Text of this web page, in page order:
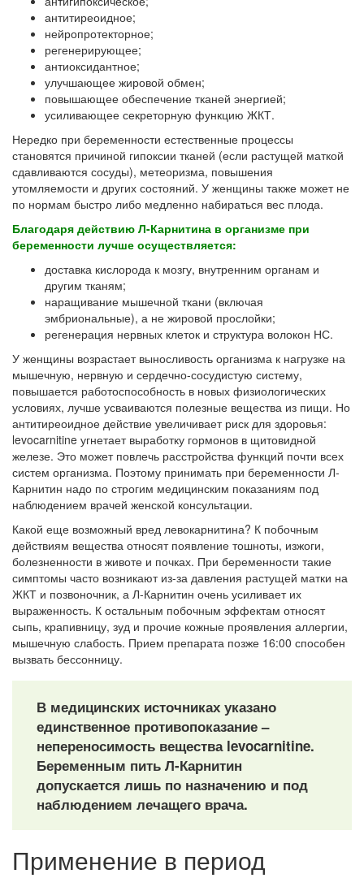
антитиреоидное;
нейропротекторное;
регенерирующее;
антиоксидантное;
улучшающее жировой обмен;
повышающее обеспечение тканей энергией;
усиливающее секреторную функцию ЖКТ.
Нередко при беременности естественные процессы
становятся причиной гипоксии тканей (если растущей маткой
сдавливаются сосуды), метеоризма, повышения
утомляемости и других состояний. У женщины также может не
по нормам быстро либо медленно набираться вес плода.
Благодаря действию Л-Карнитина в организме при
беременности лучше осуществляется:
доставка кислорода к мозгу, внутренним органам и
другим тканям;
наращивание мышечной ткани (включая
эмбриональные), а не жировой прослойки;
регенерация нервных клеток и структура волокон НС.
У женщины возрастает выносливость организма к нагрузке на
мышечную, нервную и сердечно-сосудистую систему,
повышается работоспособность в новых физиологических
условиях, лучше усваиваются полезные вещества из пищи. Но
антитиреоидное действие увеличивает риск для здоровья:
levocarnitine угнетает выработку гормонов в щитовидной
железе. Это может повлечь расстройства функций почти всех
систем организма. Поэтому принимать при беременности Л-
Карнитин надо по строгим медицинским показаниям под
наблюдением врачей женской консультации.
Какой еще возможный вред левокарнитина? К побочным
действиям вещества относят появление тошноты, изжоги,
болезненности в животе и почках. При беременности такие
симптомы часто возникают из-за давления растущей матки на
ЖКТ и позвоночник, а Л-Карнитин очень усиливает их
выраженность. К остальным побочным эффектам относят
сыпь, крапивницу, зуд и прочие кожные проявления аллергии,
мышечную слабость. Прием препарата позже 16:00 способен
вызвать бессонницу.
В медицинских источниках указано
единственное противопоказание –
непереносимость вещества levocarnitine.
Беременным пить Л-Карнитин
допускается лишь по назначению и под
наблюдением лечащего врача.
Применение в период